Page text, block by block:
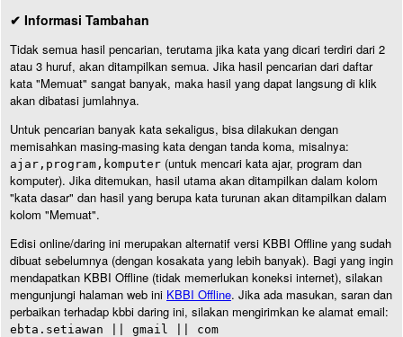
✔ Informasi Tambahan
Tidak semua hasil pencarian, terutama jika kata yang dicari terdiri dari 2
atau 3 huruf, akan ditampilkan semua. Jika hasil pencarian dari daftar
kata "Memuat" sangat banyak, maka hasil yang dapat langsung di klik
akan dibatasi jumlahnya.
Untuk pencarian banyak kata sekaligus, bisa dilakukan dengan
memisahkan masing-masing kata dengan tanda koma, misalnya:
ajar,program,komputer (untuk mencari kata ajar, program dan
komputer). Jika ditemukan, hasil utama akan ditampilkan dalam kolom
"kata dasar" dan hasil yang berupa kata turunan akan ditampilkan dalam
kolom "Memuat".
Edisi online/daring ini merupakan alternatif versi KBBI Offline yang sudah
dibuat sebelumnya (dengan kosakata yang lebih banyak). Bagi yang ingin
mendapatkan KBBI Offline (tidak memerlukan koneksi internet), silakan
mengunjungi halaman web ini KBBI Offline. Jika ada masukan, saran dan
perbaikan terhadap kbbi daring ini, silakan mengirimkan ke alamat email:
ebta.setiawan || gmail || com